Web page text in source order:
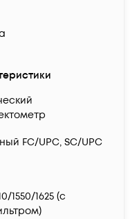
FC/UPC, SC/UPC
1550/1625 (с